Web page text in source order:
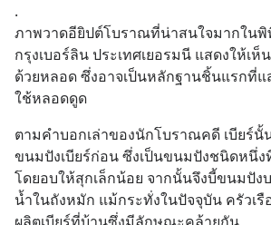
.
ภาพวาดอียิปต์โบราณที่น่าสนใจมากใน
กรุงเบอร์ลิน ประเทศเยอรมนี แสดงให้เห็
ด้วยหลอด ซึ่งอาจเป็นหลักฐานชิ้นแรกที่แ
ใช้หลอดดูด
ตามคำบอกเล่าของนักโบราณคดี เบียร์
ขนมปังเบียร์ก่อน ซึ่งเป็นขนมปังชนิดหนึ่
โดยอบให้สุกเล็กน้อย จากนั้นจึงบี้ขนมปัง
น้ำในถังหมัก แม้กระทั่งในปัจจุบัน ครัวเ